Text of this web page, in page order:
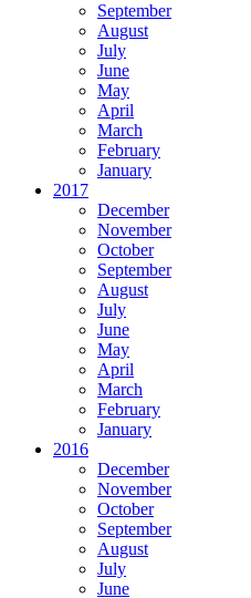
September
August
July
June
May
April
March
February
January
2017
December
November
October
September
August
July
June
May
April
March
February
January
2016
December
November
October
September
August
July
June